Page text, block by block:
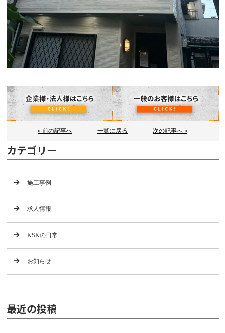
« 前の記事へ 一覧に戻る 次の記事へ »
カテゴリー
施工事例
求人情報
KSKの日常
お知らせ
最近の投稿